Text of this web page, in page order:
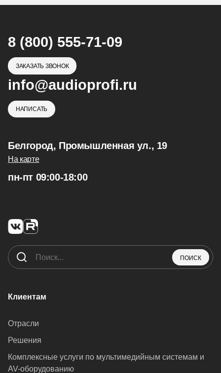
8 (800) 555-71-09
ЗАКАЗАТЬ ЗВОНОК
info@audioprofi.ru
НАПИСАТЬ
Белгород, Промышленная ул., 19
На карте
пн-пт 09:00-18:00
ПОИСК
Клиентам
Отрасли
Решения
Комплексные услуги по мультимедийным системам и
AV-оборудованию